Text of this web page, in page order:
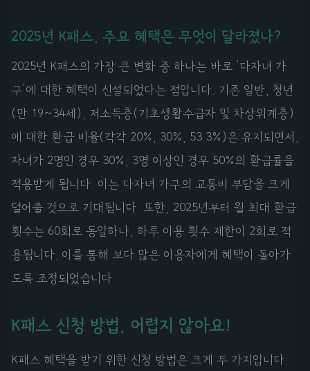
2025년 K패스, 주요 혜택은 무엇이 달라졌나?
2025년 K패스의 가장 큰 변화 중 하나는 바로 '다자녀 가
구'에 대한 혜택이 신설되었다는 점입니다. 기존 일반, 청년
(만 19~34세), 저소득층(기초생활수급자 및 차상위계층)
에 대한 환급 비율(각각 20%, 30%, 53.3%)은 유지되면서,
자녀가 2명인 경우 30%, 3명 이상인 경우 50%의 환급률을
적용받게 됩니다. 이는 다자녀 가구의 교통비 부담을 크게
덜어줄 것으로 기대됩니다. 또한, 2025년부터 월 최대 환급
횟수는 60회로 동일하나, 하루 이용 횟수 제한이 2회로 적
용됩니다. 이를 통해 보다 많은 이용자에게 혜택이 돌아가
도록 조정되었습니다.
K패스 신청 방법, 어렵지 않아요!
K패스 혜택을 받기 위한 신청 방법은 크게 두 가지입니다.